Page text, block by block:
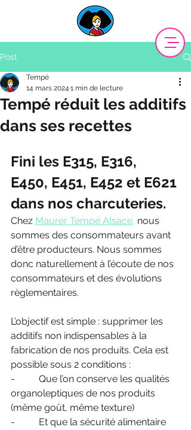
Post
Tempé réduit les additifs
dans ses recettes
Tempé
14 mars 2024 1 min de lecture
Fini les E315, E316,
E450, E451, E452 et E621
dans nos charcuteries.
Chez Maurer Tempé Alsace, nous
sommes des consommateurs avant
d’être producteurs. Nous sommes
donc naturellement à l’écoute de nos
consommateurs et des évolutions
règlementaires.
L’objectif est simple : supprimer les
additifs non indispensables à la
fabrication de nos produits. Cela est
possible sous 2 conditions :
-          Que l’on conserve les qualités
organoleptiques de nos produits
(même goût, même texture)
-          Et que la sécurité alimentaire